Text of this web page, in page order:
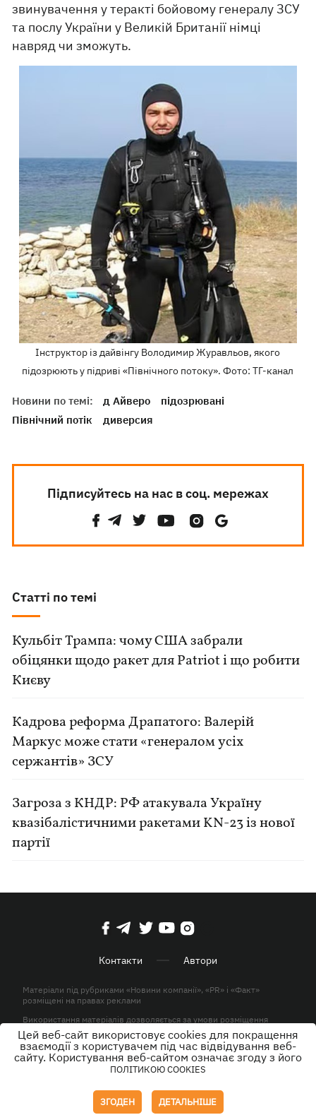
звинувачення у теракті бойовому генералу ЗСУ
та послу України у Великій Британії німці
навряд чи зможуть.
Інструктор із дайвінгу Володимир Журавльов, якого
підозрюють у підриві «Північного потоку». Фото: ТГ-канал
Новини по темі: д Айверо
підозрювані
Північний потік
диверсия
Підписуйтесь на нас в соц. мережах
Статті по темі
Кульбіт Трампа: чому США забрали
обіцянки щодо ракет для Patriot і що робити
Києву
Кадрова реформа Драпатого: Валерій
Маркус може стати «генералом усіх
сержантів» ЗСУ
Загроза з КНДР: РФ атакувала Україну
квазібалістичними ракетами KN-23 із нової
партії
Контакти Автори
Матеріали під рубриками «Новини компанії», «PR» і «Факт»
розміщені на правах реклами
Використання матеріалів дозволяється за умови розміщення
активного гіперпосилання на KP.UA в першому абзаці.
© ТОВ «ЮЛАВ МЕДІА» 2026. Всі права захищені.
Цей веб-сайт використовує cookies для покращення
взаємодії з користувачем під час відвідування веб-
сайту. Користування веб-сайтом означає згоду з його
ПОЛІТИКОЮ COOKIES
ЗГОДЕН ДЕТАЛЬНІШЕ